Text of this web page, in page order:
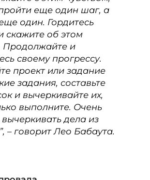
еще один шаг, а
один. Гордитесь
скажите об этом
Продолжайте и
своему прогрессу.
проект или задание
задания, составьте
и вычеркивайте их,
выполните. Очень
вычеркивать дела из
– говорит Лео Бабаута.